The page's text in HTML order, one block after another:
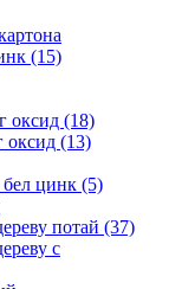
(15)
оксид (18)
оксид (13)
цинк (5)
потай (37)
с